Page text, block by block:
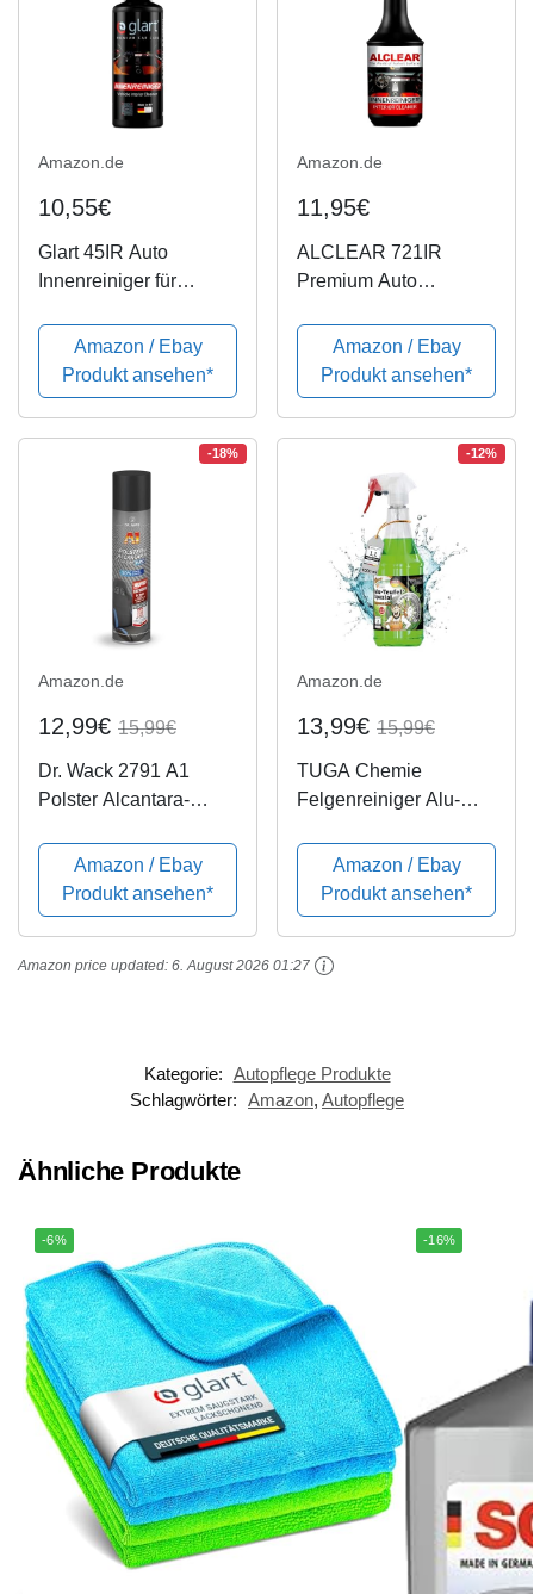
Amazon.de
10,55€
Glart 45IR Auto
Innenreiniger für
Innenraum,
Armaturenbrett, 500 ml
Amazon / Ebay
Produkt ansehen*
Amazon.de
11,95€
ALCLEAR 721IR
Premium Auto
Tiefenwirkung, 1.000
Amazon / Ebay
Produkt ansehen*
-18%
Amazon.de
12,99€ 15,99€
Dr. Wack 2791 A1
Polster Alcantara-
Amazon / Ebay
Produkt ansehen*
-12%
Amazon.de
13,99€ 15,99€
TUGA Chemie
Felgenreiniger Alu-
Sprühflasche, 1000 ml
Amazon / Ebay
Produkt ansehen*
Amazon price updated: 6. August 2026 01:27
Kategorie: Autopflege Produkte
Schlagwörter: Amazon, Autopflege
Ähnliche Produkte
-6% -16%